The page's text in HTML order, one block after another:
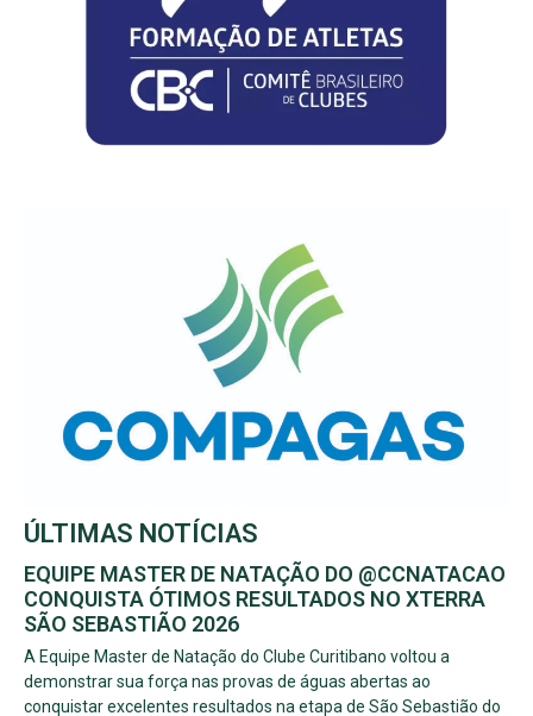
ÚLTIMAS NOTÍCIAS
EQUIPE MASTER DE NATAÇÃO DO @CCNATACAO
CONQUISTA ÓTIMOS RESULTADOS NO XTERRA
SÃO SEBASTIÃO 2026
A Equipe Master de Natação do Clube Curitibano voltou a
demonstrar sua força nas provas de águas abertas ao
conquistar excelentes resultados na etapa de São Sebastião do